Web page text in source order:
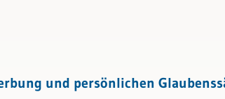
und persönlichen